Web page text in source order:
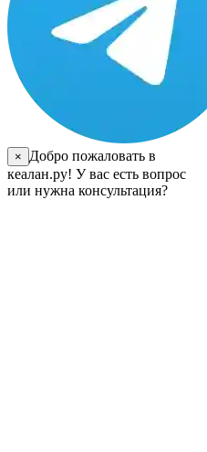
×
Добро пожаловать в
кеалан.ру! У вас есть вопрос
или нужна консультация?